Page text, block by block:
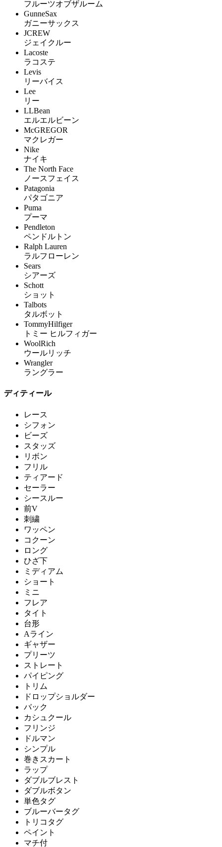
フルーツオブザルーム
GunneSax
ガニーサックス
JCREW
ジェイクルー
Lacoste
ラコステ
Levis
リーバイス
Lee
リー
LLBean
エルエルビーン
McGREGOR
マクレガー
Nike
ナイキ
The North Face
ノースフェイス
Patagonia
パタゴニア
Puma
プーマ
Pendleton
ペンドルトン
Ralph Lauren
ラルフローレン
Sears
シアーズ
Schott
ショット
Talbots
タルボット
TommyHilfiger
トミー ヒルフィガー
WoolRich
ウールリッチ
Wrangler
ラングラー
ディティール
レース
シフォン
ビーズ
スタッズ
リボン
フリル
ティアード
セーラー
シースルー
前V
刺繍
ワッペン
コクーン
ロング
ひざ下
ミディアム
ショート
ミニ
フレア
タイト
台形
Aライン
ギャザー
プリーツ
ストレート
パイピング
トリム
ドロップショルダー
バック
カシュクール
フリンジ
ドルマン
シンプル
巻きスカート
ラップ
ダブルブレスト
ダブルボタン
単色タグ
ブルーバータグ
トリコタグ
ペイント
マチ付